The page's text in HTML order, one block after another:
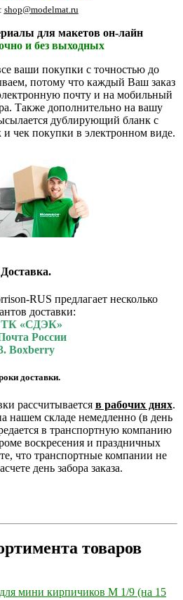
shop@modelmat.ru
для макетов он-лайн
и без выходных
ваши покупки с точностью до
потому что каждый Ваш заказ
почту и на мобильный
Также дополнительно на вашу
дублирующий бланк с
чек покупки в электронном виде.
Доставка.
RUS предлагает несколько
доставки:
ТК «СДЭК»
России
Boxberry
доставки.
рассчитывается в рабочих днях.
нашем складе немедленно (в день
в транспортную компанию
воскресения и праздничных
что транспортные компании не
день забора заказа.
товаров